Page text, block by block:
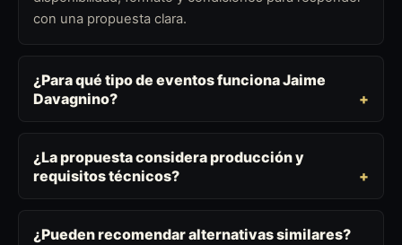
con una propuesta clara.
¿Para qué tipo de eventos funciona Jaime
Davagnino?
¿La propuesta considera producción y
requisitos técnicos?
¿Pueden recomendar alternativas similares?